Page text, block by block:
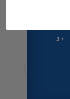
3 +